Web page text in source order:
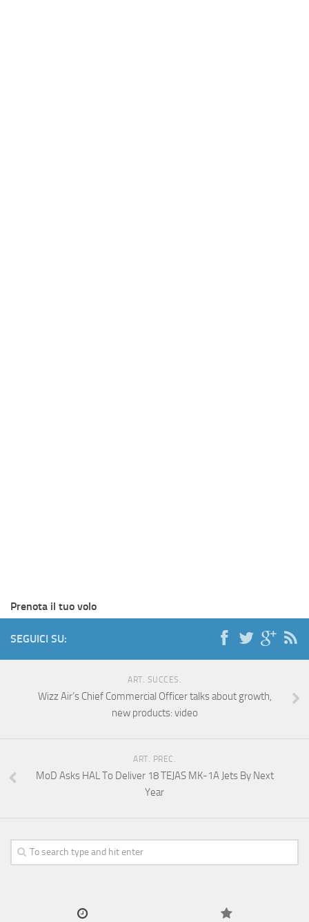
Prenota il tuo volo
SEGUICI SU:
ART. SUCCES.
Wizz Air’s Chief Commercial Officer talks about growth,
new products: video
ART. PREC.
MoD Asks HAL To Deliver 18 TEJAS MK-1A Jets By Next
Year